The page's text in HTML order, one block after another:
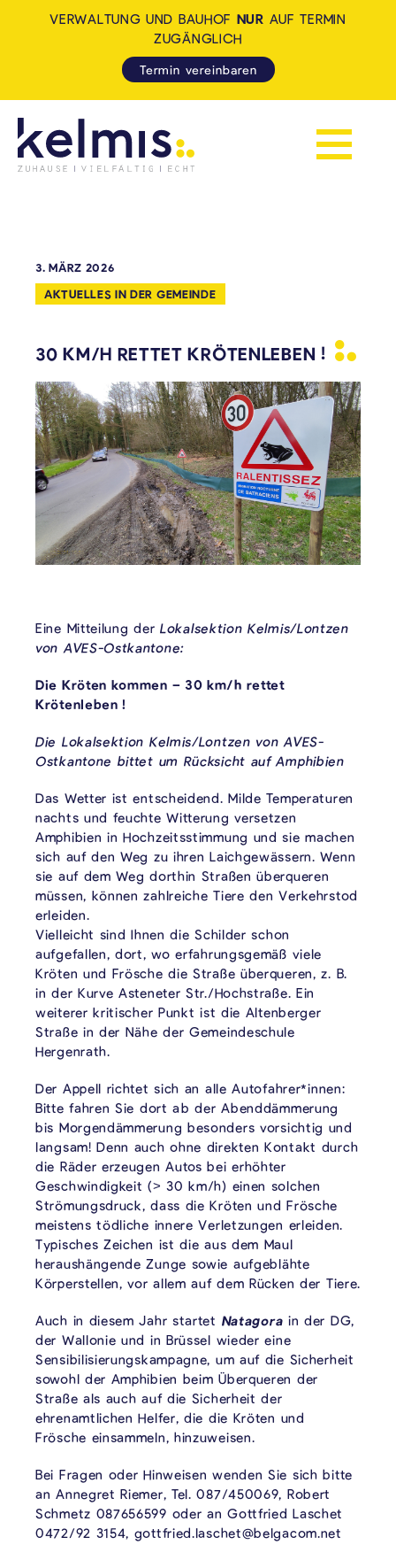
Navigation
VERWALTUNG UND BAUHOF NUR AUF TERMIN
ZUGÄNGLICH
Termin vereinbaren
3. MÄRZ 2026
AKTUELLES IN DER GEMEINDE
30 KM/H RETTET KRÖTENLEBEN !
Eine Mitteilung der Lokalsektion Kelmis/Lontzen
von AVES-Ostkantone:
Die Kröten kommen – 30 km/h rettet
Krötenleben !
Die Lokalsektion Kelmis/Lontzen von AVES-
Ostkantone bittet um Rücksicht auf Amphibien
Das Wetter ist entscheidend. Milde Temperaturen
nachts und feuchte Witterung versetzen
Amphibien in Hochzeitsstimmung und sie machen
sich auf den Weg zu ihren Laichgewässern. Wenn
sie auf dem Weg dorthin Straßen überqueren
müssen, können zahlreiche Tiere den Verkehrstod
erleiden.
Vielleicht sind Ihnen die Schilder schon
aufgefallen, dort, wo erfahrungsgemäß viele
Kröten und Frösche die Straße überqueren, z. B.
in der Kurve Asteneter Str./Hochstraße. Ein
weiterer kritischer Punkt ist die Altenberger
Straße in der Nähe der Gemeindeschule
Hergenrath.
Der Appell richtet sich an alle Autofahrer*innen:
Bitte fahren Sie dort ab der Abenddämmerung
bis Morgendämmerung besonders vorsichtig und
langsam! Denn auch ohne direkten Kontakt durch
die Räder erzeugen Autos bei erhöhter
Geschwindigkeit (> 30 km/h) einen solchen
Strömungsdruck, dass die Kröten und Frösche
meistens tödliche innere Verletzungen erleiden.
Typisches Zeichen ist die aus dem Maul
heraushängende Zunge sowie aufgeblähte
Körperstellen, vor allem auf dem Rücken der Tiere.
Auch in diesem Jahr startet Natagora in der DG,
der Wallonie und in Brüssel wieder eine
Sensibilisierungskampagne, um auf die Sicherheit
sowohl der Amphibien beim Überqueren der
Straße als auch auf die Sicherheit der
ehrenamtlichen Helfer, die die Kröten und
Frösche einsammeln, hinzuweisen.
Bei Fragen oder Hinweisen wenden Sie sich bitte
an Annegret Riemer, Tel. 087/450069, Robert
Schmetz 087656599 oder an Gottfried Laschet
0472/92 3154, gottfried.laschet@belgacom.net